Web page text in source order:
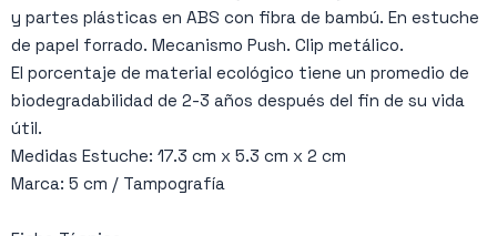
y partes plásticas en ABS con fibra de bambú. En estuche
de papel forrado. Mecanismo Push. Clip metálico.
El porcentaje de material ecológico tiene un promedio de
biodegradabilidad de 2-3 años después del fin de su vida
útil.
Medidas Estuche: 17.3 cm x 5.3 cm x 2 cm
Marca: 5 cm / Tampografía